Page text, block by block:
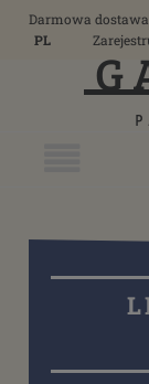
Darmowa dostawa
PL